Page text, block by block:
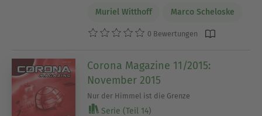
Muriel Witthoff Marco Scheloske
0 Bewertungen
Corona Magazine 11/2015:
November 2015
Nur der Himmel ist die Grenze
Serie (Teil 14)